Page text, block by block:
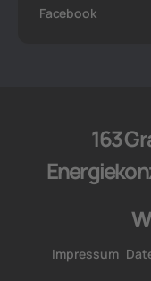
Facebook
163
Impressum